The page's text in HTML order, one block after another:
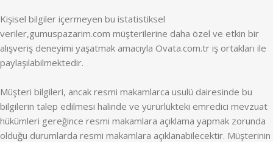
Kişisel bilgiler içermeyen bu istatistiksel
veriler,gumuspazarim.com müşterilerine daha özel ve etkin bir
alışveriş deneyimi yaşatmak amacıyla Ovata.com.tr iş ortakları ile
paylaşılabilmektedir.
Müşteri bilgileri, ancak resmi makamlarca usulü dairesinde bu
bilgilerin talep edilmesi halinde ve yürürlükteki emredici mevzuat
hükümleri gereğince resmi makamlara açıklama yapmak zorunda
olduğu durumlarda resmi makamlara açıklanabilecektir. Müşterinin